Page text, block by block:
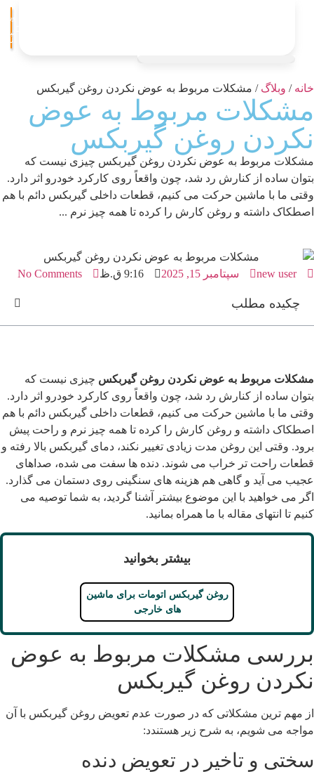
ورود
/
ثبت
نام
/وبلاگ/ مشکلات مربوط به عوض نکردن روغن گیربکس
مربوط به عوض
روغن گیربکس
مربوط به عوض نکردن روغن گیربکس چیزی نیست که
ساده از کنارش رد شد، چون واقعاً روی کارکرد خودرو اثر دارد.
ما با ماشین حرکت می کنیم، قطعات داخلی گیربکس دائم با هم
داشته و روغن کارش را کرده تا همه چیز نرم ...
new user سپتامبر 15, 2025 9:16 ق.ظ No Comments
چکیده مطلب
مربوط به عوض نکردن روغن گیربکس چیزی نیست که
ساده از کنارش رد شد، چون واقعاً روی کارکرد خودرو اثر دارد.
ما با ماشین حرکت می کنیم، قطعات داخلی گیربکس دائم با هم
داشته و روغن کارش را کرده تا همه چیز نرم و راحت پیش
وقتی این روغن مدت زیادی تغییر نکند، دمای گیربکس بالا رفته و
راحت تر خراب می شوند. دنده ها سفت می شده، صداهای
می آید و گاهی هم هزینه های سنگینی روی دستمان می گذارد.
می خواهید با این موضوع بیشتر آشنا گردید، به شما توصیه می
تا انتهای مقاله با ما همراه بمانید.
بیشتر بخوانید
روغن گیربکس اتومات برای ماشین
های خارجی
مشکلات مربوط به عوض
روغن گیربکس
مهم ترین مشکلاتی که در صورت عدم تعویض روغن گیربکس با آن
می شویم، به شرح زیر هستندد:
و تاخیر در تعویض دنده